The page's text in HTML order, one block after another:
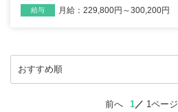
給与 月給：229,800円～300,200円
前へ 1 1ページ